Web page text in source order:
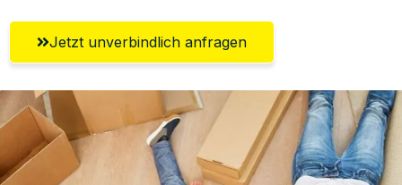
Jetzt unverbindlich anfragen